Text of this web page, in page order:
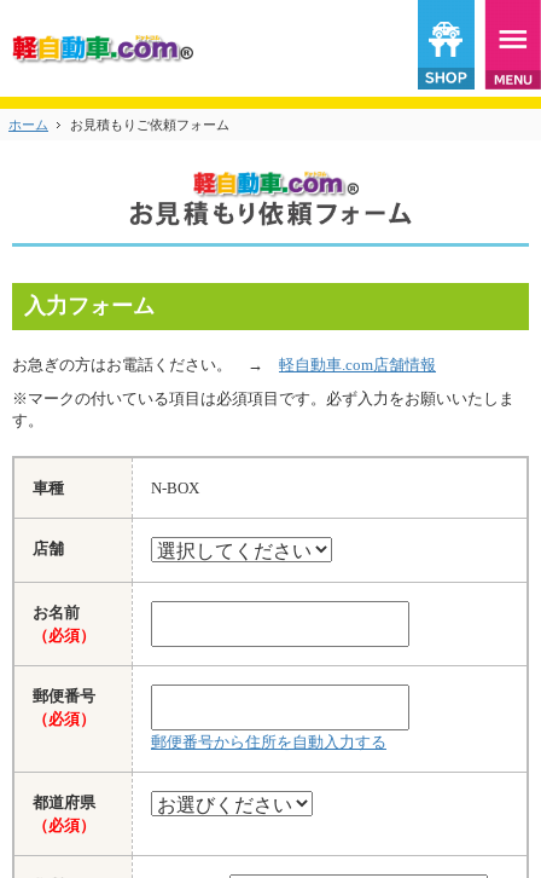
ホーム お見積もりご依頼フォーム
入力フォーム
お急ぎの方はお電話ください。 → 軽自動車.com店舗情報
※マークの付いている項目は必須項目です。必ず入力をお願いいたしま
す。
車種 N-BOX
店舗
お名前
（必須）
郵便番号
（必須）
郵便番号から住所を自動入力する
都道府県
（必須）